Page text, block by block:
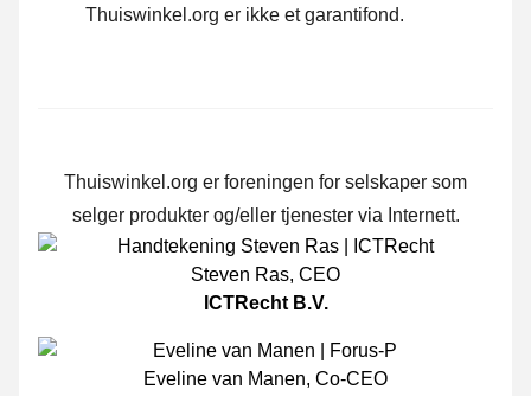
Thuiswinkel.org er ikke et garantifond.
Thuiswinkel.org er foreningen for selskaper som
selger produkter og/eller tjenester via Internett.
Steven Ras, CEO
ICTRecht B.V.
Eveline van Manen, Co-CEO